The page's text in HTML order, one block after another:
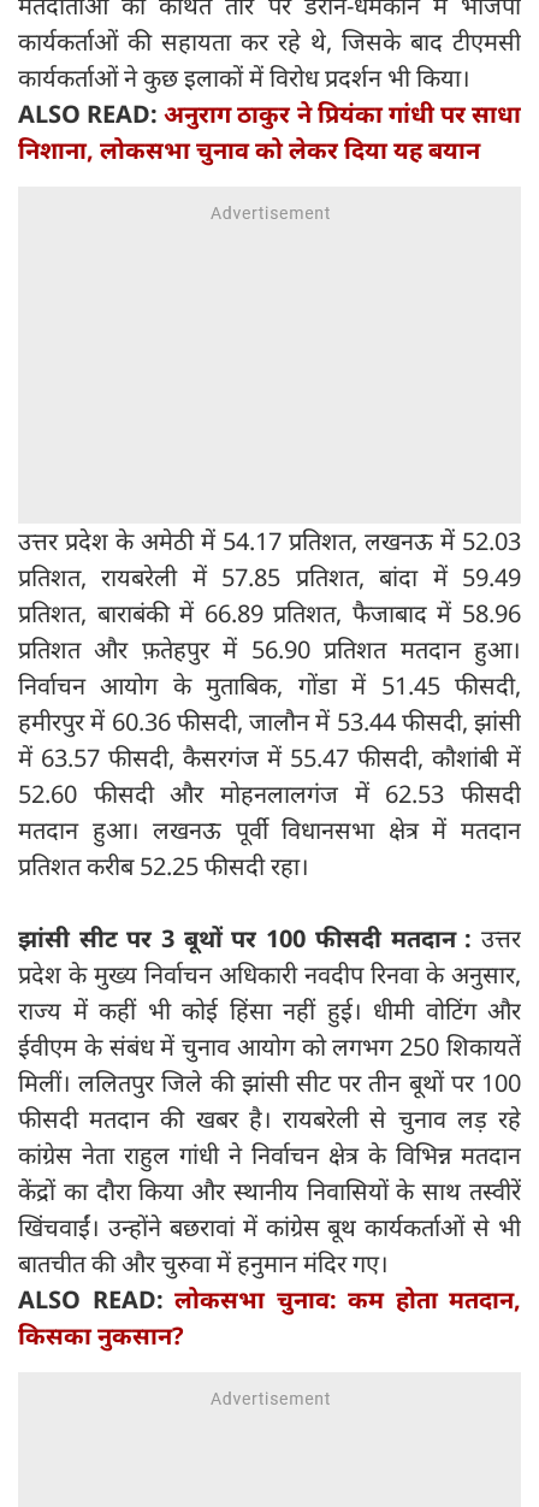
कार्यकर्ताओं की सहायता कर रहे थे, जिसके बाद टीएमसी
कार्यकर्ताओं ने कुछ इलाकों में विरोध प्रदर्शन भी किया।
ALSO READ:अनुराग ठाकुर ने प्रियंका गांधी पर साधा
निशाना, लोकसभा चुनाव को लेकर दिया यह बयान
उत्तर प्रदेश के अमेठी में 54.17 प्रतिशत, लखनऊ में 52.03
प्रतिशत, रायबरेली में 57.85 प्रतिशत, बांदा में 59.49
प्रतिशत, बाराबंकी में 66.89 प्रतिशत, फैजाबाद में 58.96
प्रतिशत और फ़तेहपुर में 56.90 प्रतिशत मतदान हुआ।
निर्वाचन आयोग के मुताबिक, गोंडा में 51.45 फीसदी,
हमीरपुर में 60.36 फीसदी, जालौन में 53.44 फीसदी, झांसी
में 63.57 फीसदी, कैसरगंज में 55.47 फीसदी, कौशांबी में
52.60 फीसदी और मोहनलालगंज में 62.53 फीसदी
मतदान हुआ। लखनऊ पूर्वी विधानसभा क्षेत्र में मतदान
प्रतिशत करीब 52.25 फीसदी रहा।
झांसी सीट पर 3 बूथों पर 100 फीसदी मतदान : उत्तर
प्रदेश के मुख्य निर्वाचन अधिकारी नवदीप रिनवा के अनुसार,
राज्य में कहीं भी कोई हिंसा नहीं हुई। धीमी वोटिंग और
ईवीएम के संबंध में चुनाव आयोग को लगभग 250 शिकायतें
मिलीं। ललितपुर जिले की झांसी सीट पर तीन बूथों पर 100
फीसदी मतदान की खबर है। रायबरेली से चुनाव लड़ रहे
कांग्रेस नेता राहुल गांधी ने निर्वाचन क्षेत्र के विभिन्न मतदान
केंद्रों का दौरा किया और स्थानीय निवासियों के साथ तस्वीरें
खिंचवाईं। उन्होंने बछरावां में कांग्रेस बूथ कार्यकर्ताओं से भी
बातचीत की और चुरुवा में हनुमान मंदिर गए।
ALSO READ: लोकसभा चुनाव: कम होता मतदान,
किसका नुकसान?